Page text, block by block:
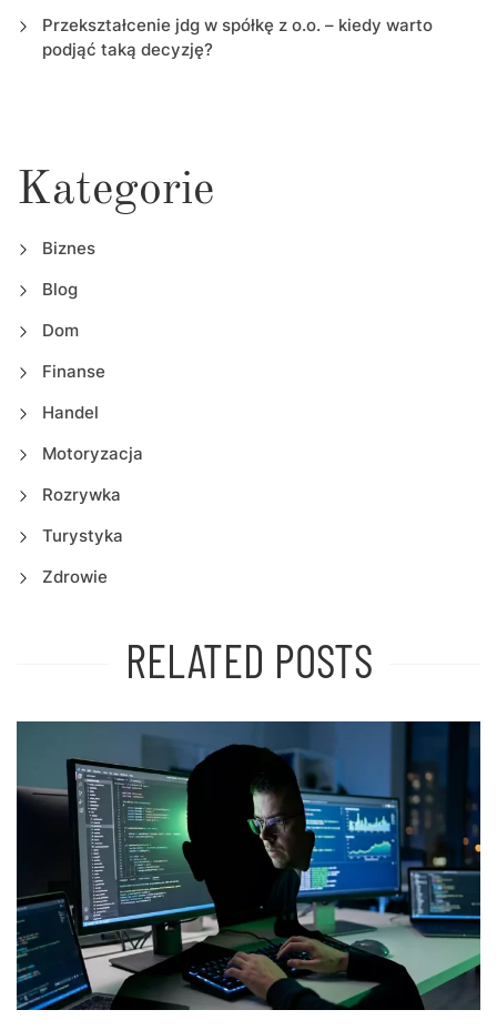
Przekształcenie jdg w spółkę z o.o. – kiedy warto
podjąć taką decyzję?
Kategorie
Biznes
Blog
Dom
Finanse
Handel
Motoryzacja
Rozrywka
Turystyka
Zdrowie
RELATED POSTS